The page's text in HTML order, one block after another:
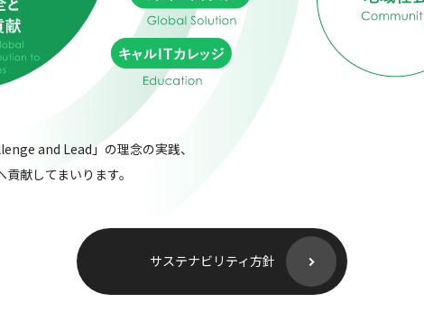
and Lead」の理念の実践、
献してまいります。
サステナビリティ方針